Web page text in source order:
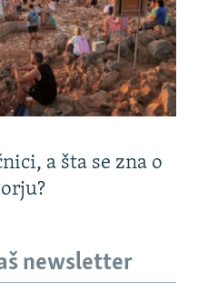
a šta se zna o
newsletter